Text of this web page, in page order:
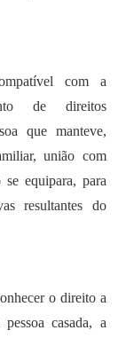
com a
de direitos
que manteve,
união com
equipara, para
resultantes do
o direito a
casada, a